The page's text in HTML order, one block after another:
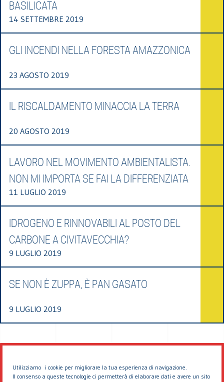
Utilizziamo i cookie per migliorare la tua esperienza di navigazione.
Il consenso a queste tecnologie ci permetterà di elaborare dati e avere un sito
BASILICATA
14 SETTEMBRE 2019
GLI INCENDI NELLA FORESTA AMAZZONICA
23 AGOSTO 2019
IL RISCALDAMENTO MINACCIA LA TERRA
20 AGOSTO 2019
LAVORO NEL MOVIMENTO AMBIENTALISTA.
NON MI IMPORTA SE FAI LA DIFFERENZIATA
11 LUGLIO 2019
IDROGENO E RINNOVABILI AL POSTO DEL
CARBONE A CIVITAVECCHIA?
9 LUGLIO 2019
SE NON È ZUPPA, È PAN GASATO
9 LUGLIO 2019